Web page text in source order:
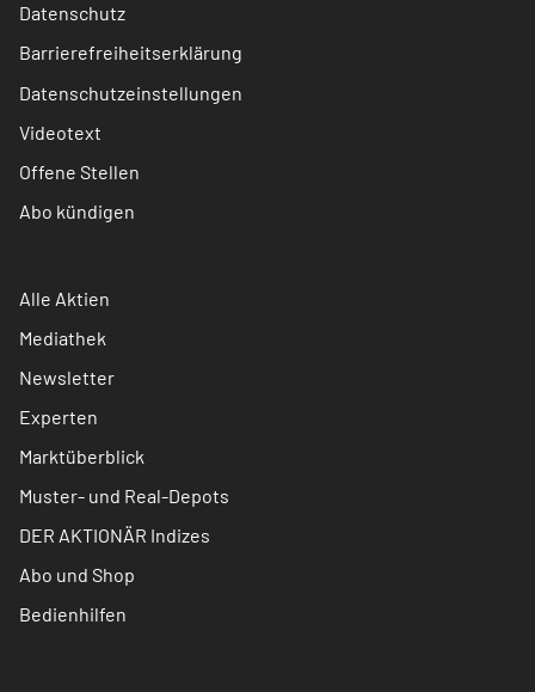
Datenschutz
Barrierefreiheitserklärung
Datenschutzeinstellungen
Videotext
Offene Stellen
Abo kündigen
Alle Aktien
Mediathek
Newsletter
Experten
Marktüberblick
Muster- und Real-Depots
DER AKTIONÄR Indizes
Abo und Shop
Bedienhilfen